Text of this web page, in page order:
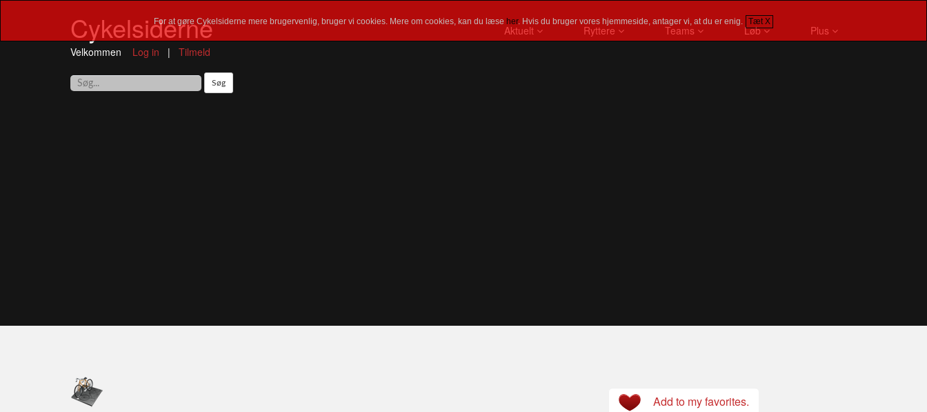
For at gøre Cykelsiderne mere brugervenlig, bruger vi cookies. Mere om cookies, kan du læse her. Hvis du bruger vores hjemmeside, antager vi, at du er enig. Tæt X
Cykelsiderne
Velkommen Log in | Tilmeld
Aktuelt Ryttere Teams Løb Plus
Add to my favorites.